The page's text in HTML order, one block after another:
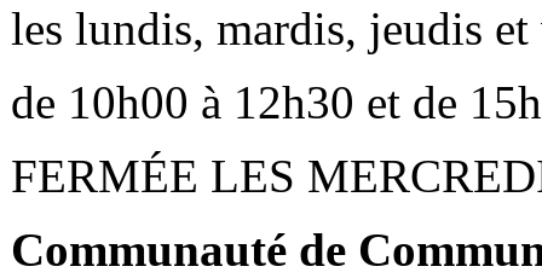
les lundis, mardis, jeudis et
de 10h00 à 12h30 et de
FERMÉE LES
Communauté de